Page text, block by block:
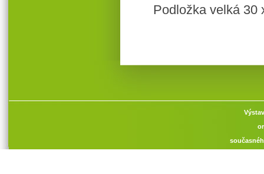
Podložka velká 30